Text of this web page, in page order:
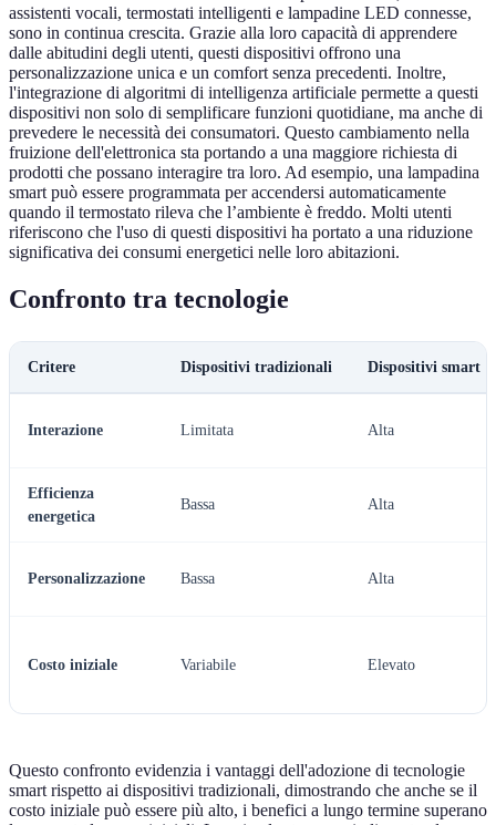
assistenti vocali, termostati intelligenti e lampadine LED connesse,
sono in continua crescita. Grazie alla loro capacità di apprendere
dalle abitudini degli utenti, questi dispositivi offrono una
personalizzazione unica e un comfort senza precedenti. Inoltre,
l'integrazione di algoritmi di intelligenza artificiale permette a questi
dispositivi non solo di semplificare funzioni quotidiane, ma anche di
prevedere le necessità dei consumatori. Questo cambiamento nella
fruizione dell'elettronica sta portando a una maggiore richiesta di
prodotti che possano interagire tra loro. Ad esempio, una lampadina
smart può essere programmata per accendersi automaticamente
quando il termostato rileva che l’ambiente è freddo. Molti utenti
riferiscono che l'uso di questi dispositivi ha portato a una riduzione
significativa dei consumi energetici nelle loro abitazioni.
Confronto tra tecnologie
Critere Dispositivi tradizionali Dispositivi smart
Interazione Limitata Alta
Efficienza
energetica
Bassa Alta
Personalizzazione Bassa Alta
Costo iniziale Variabile Elevato
Questo confronto evidenzia i vantaggi dell'adozione di tecnologie
smart rispetto ai dispositivi tradizionali, dimostrando che anche se il
costo iniziale può essere più alto, i benefici a lungo termine superano